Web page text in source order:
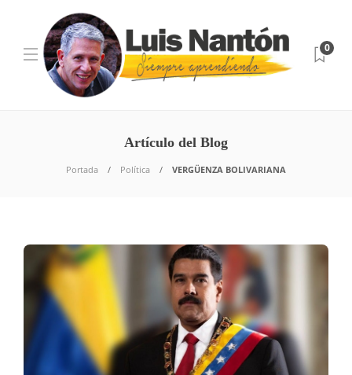
0
Artículo del Blog
Portada Política VERGÜENZA BOLIVARIANA